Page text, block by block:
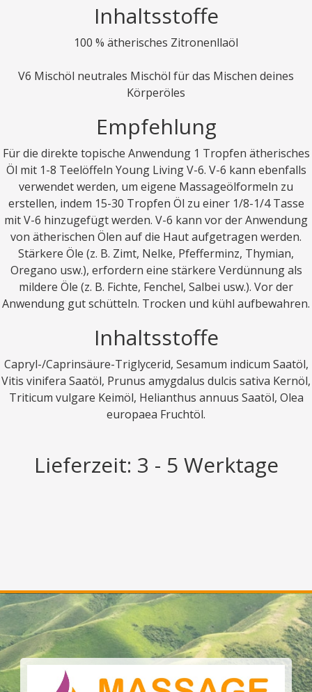
Inhaltsstoffe
100 % ätherisches Zitronenllaöl
V6 Mischöl neutrales Mischöl für das Mischen deines
Körperöles
Empfehlung
Für die direkte topische Anwendung 1 Tropfen ätherisches
Öl mit 1-8 Teelöffeln Young Living V-6. V-6 kann ebenfalls
verwendet werden, um eigene Massageölformeln zu
erstellen, indem 15-30 Tropfen Öl zu einer 1/8-1/4 Tasse
mit V-6 hinzugefügt werden. V-6 kann vor der Anwendung
von ätherischen Ölen auf die Haut aufgetragen werden.
Stärkere Öle (z. B. Zimt, Nelke, Pfefferminz, Thymian,
Oregano usw.), erfordern eine stärkere Verdünnung als
mildere Öle (z. B. Fichte, Fenchel, Salbei usw.). Vor der
Anwendung gut schütteln. Trocken und kühl aufbewahren.
Inhaltsstoffe
Capryl-/Caprinsäure-Triglycerid, Sesamum indicum Saatöl,
Vitis vinifera Saatöl, Prunus amygdalus dulcis sativa Kernöl,
Triticum vulgare Keimöl, Helianthus annuus Saatöl, Olea
europaea Fruchtöl.
Lieferzeit: 3 - 5 Werktage